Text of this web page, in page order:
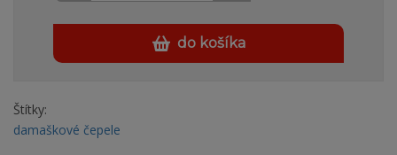
do košíka
Štítky:
damaškové čepele